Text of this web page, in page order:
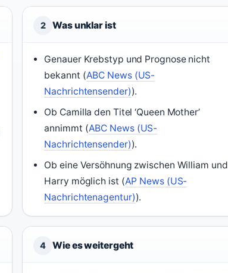
2 Was unklar ist
Genauer Krebstyp und Prognose nicht
bekannt (ABC News (US-
Nachrichtensender)).
Ob Camilla den Titel ‘Queen Mother’
annimmt (ABC News (US-
Nachrichtensender)).
Ob eine Versöhnung zwischen William und
Harry möglich ist (AP News (US-
Nachrichtenagentur)).
4 Wie es weitergeht